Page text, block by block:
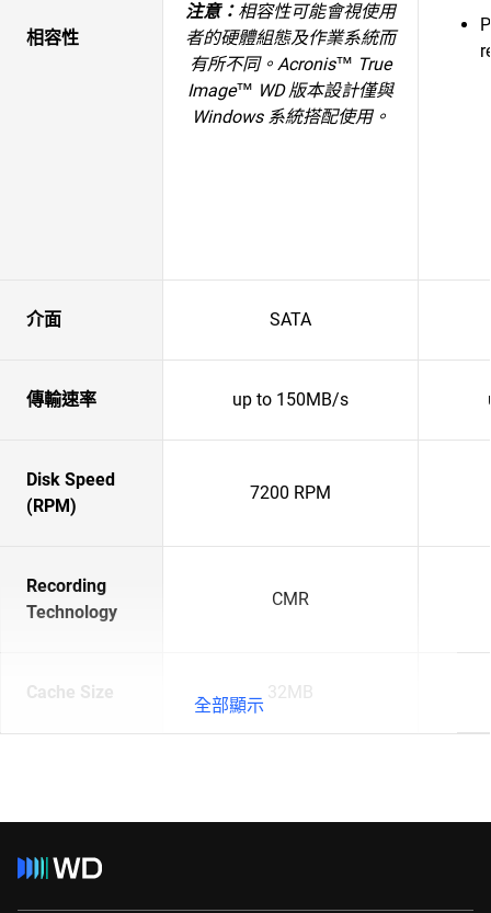
相容性
注意： 相容性可能會視使用
者的硬體組態及作業系統而
有所不同。 Acronis™ True
Image™ WD 版本設計僅與
Windows 系統搭配使用。
介面 SATA
傳輸速率 up to 150MB/s
Disk Speed
(RPM)
7200 RPM
Recording
Technology
CMR
Cache Size 32MB
全部顯示